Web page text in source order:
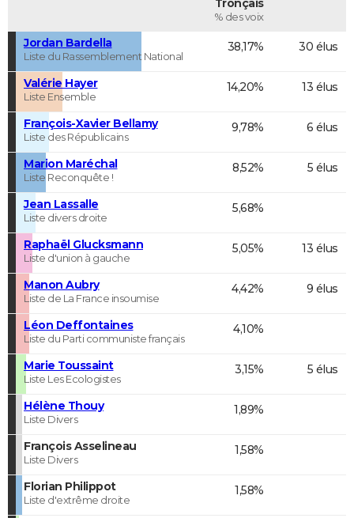
Tronçais
% des voix
Jordan Bardella
Liste du Rassemblement National
38,17% 30 élus
Valérie Hayer
Liste Ensemble
14,20% 13 élus
François-Xavier Bellamy
Liste des Républicains
9,78% 6 élus
Marion Maréchal
Liste Reconquête !
8,52% 5 élus
Jean Lassalle
Liste divers droite
5,68%
Raphaël Glucksmann
Liste d'union à gauche
5,05% 13 élus
Manon Aubry
Liste de La France insoumise
4,42% 9 élus
Léon Deffontaines
Liste du Parti communiste français
4,10%
Marie Toussaint
Liste Les Ecologistes
3,15% 5 élus
Hélène Thouy
Liste Divers
1,89%
François Asselineau
Liste Divers
1,58%
Florian Philippot
Liste d'extrême droite
1,58%